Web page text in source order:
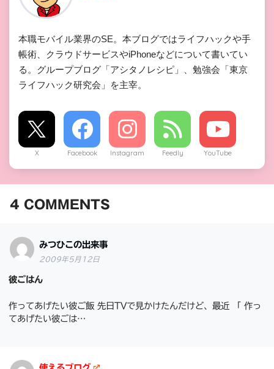
本職モバイル業界のSE。本ブログではライフハックや手
帳術、クラウドサービスやiPhoneなどについて書いてい
る。グループブログ「アシタノレシピ」、勉強会「東京
ライフハック研究会」を主宰。
X Facebook Instagram Feedly YouTube
4 COMMENTS
みつひこの出来事
2009年5月12日
彼ごはん
作ってあげたい彼ご飯 先日TVで見かけたんだけど、最近 「 作っ
てあげたい彼ごは…